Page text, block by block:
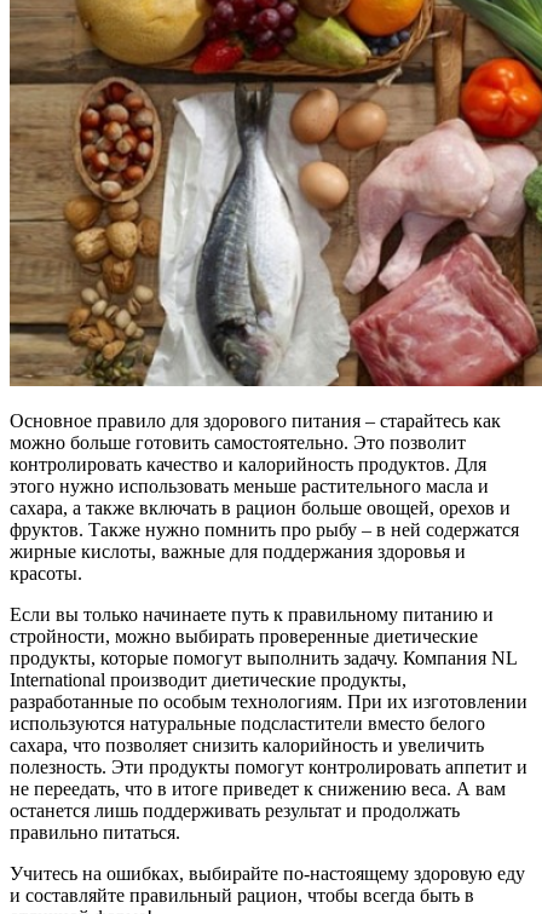
Основное правило для здорового питания – старайтесь как
можно больше готовить самостоятельно. Это позволит
контролировать качество и калорийность продуктов. Для
этого нужно использовать меньше растительного масла и
сахара, а также включать в рацион больше овощей, орехов и
фруктов. Также нужно помнить про рыбу – в ней содержатся
жирные кислоты, важные для поддержания здоровья и
красоты.
Если вы только начинаете путь к правильному питанию и
стройности, можно выбирать проверенные диетические
продукты, которые помогут выполнить задачу. Компания NL
International производит диетические продукты,
разработанные по особым технологиям. При их изготовлении
используются натуральные подсластители вместо белого
сахара, что позволяет снизить калорийность и увеличить
полезность. Эти продукты помогут контролировать аппетит и
не переедать, что в итоге приведет к снижению веса. А вам
останется лишь поддерживать результат и продолжать
правильно питаться.
Учитесь на ошибках, выбирайте по-настоящему здоровую еду
и составляйте правильный рацион, чтобы всегда быть в